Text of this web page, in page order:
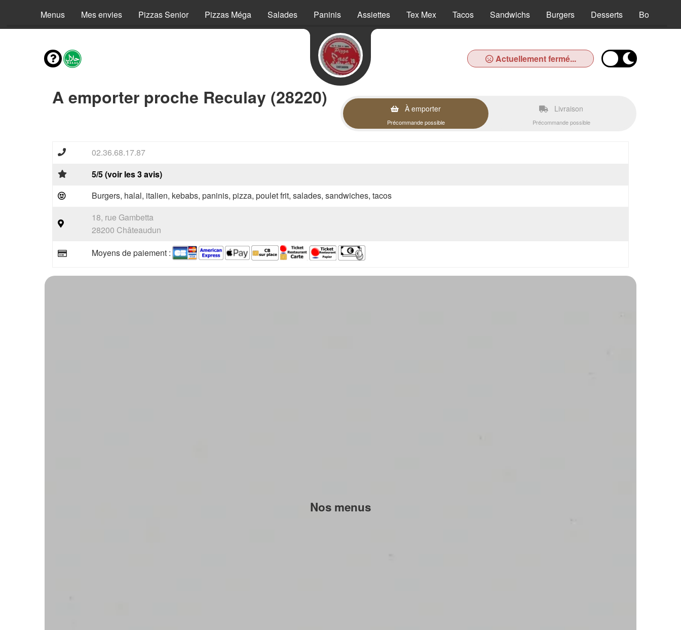
Menus Mes envies Pizzas Senior Pizzas Méga Salades Paninis Assiettes Tex Mex Tacos Sandwichs Burgers Desserts Boissons
Actuellement fermé...
A emporter proche Reculay (28220) À emporter
Précommande possible
Livraison
Précommande possible
02.36.68.17.87
5/5 (voir les 3 avis)
Burgers, halal, italien, kebabs, paninis, pizza, poulet frit, salades, sandwiches, tacos
18, rue Gambetta
28200 Châteaudun
Moyens de paiement :
Nos menus